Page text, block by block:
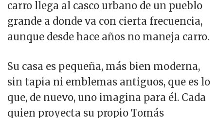
carro llega al casco urbano de un pueblo
grande a donde va con cierta frecuencia,
aunque desde hace años no maneja carro.
Su casa es pequeña, más bien moderna,
sin tapia ni emblemas antiguos, que es lo
que, de nuevo, uno imagina para él. Cada
quien proyecta su propio Tomás